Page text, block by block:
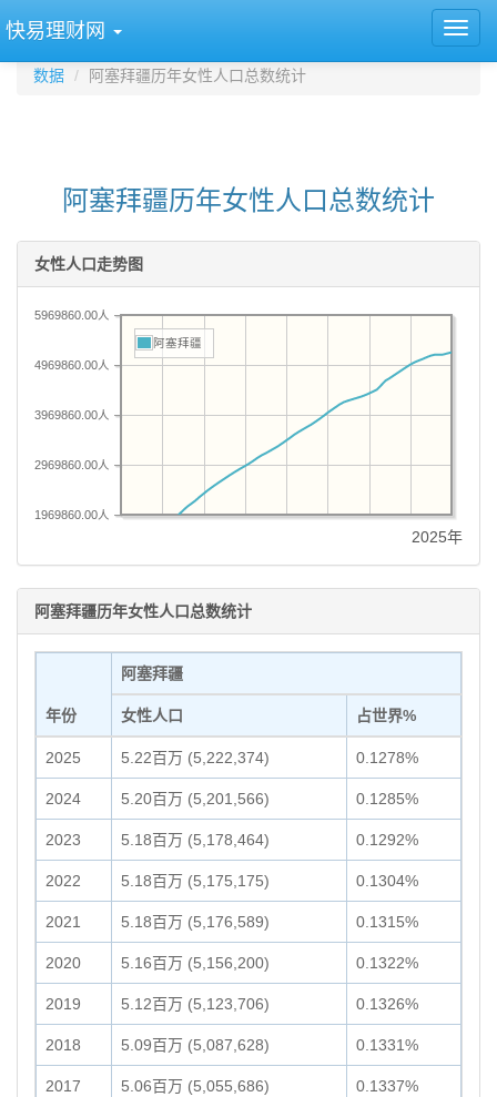
快易理财网
数据 阿塞拜疆历年女性人口总数统计
阿塞拜疆历年女性人口总数统计
女性人口走势图
1969860.00人
2969860.00人
3969860.00人
4969860.00人
5969860.00人
阿塞拜疆
2025年
阿塞拜疆历年女性人口总数统计
年份
阿塞拜疆
女性人口 占世界%
2025 5.22百万 (5,222,374) 0.1278%
2024 5.20百万 (5,201,566) 0.1285%
2023 5.18百万 (5,178,464) 0.1292%
2022 5.18百万 (5,175,175) 0.1304%
2021 5.18百万 (5,176,589) 0.1315%
2020 5.16百万 (5,156,200) 0.1322%
2019 5.12百万 (5,123,706) 0.1326%
2018 5.09百万 (5,087,628) 0.1331%
2017 5.06百万 (5,055,686) 0.1337%